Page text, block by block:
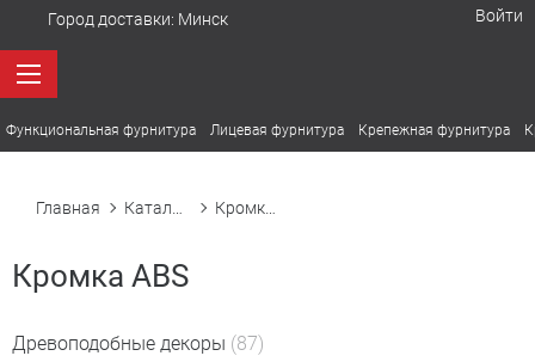
Город доставки: Минск Войти
Функциональная фурнитура Лицевая фурнитура Крепежная фурнитура
Главная
Кромка ABS
Древоподобные декоры (87)